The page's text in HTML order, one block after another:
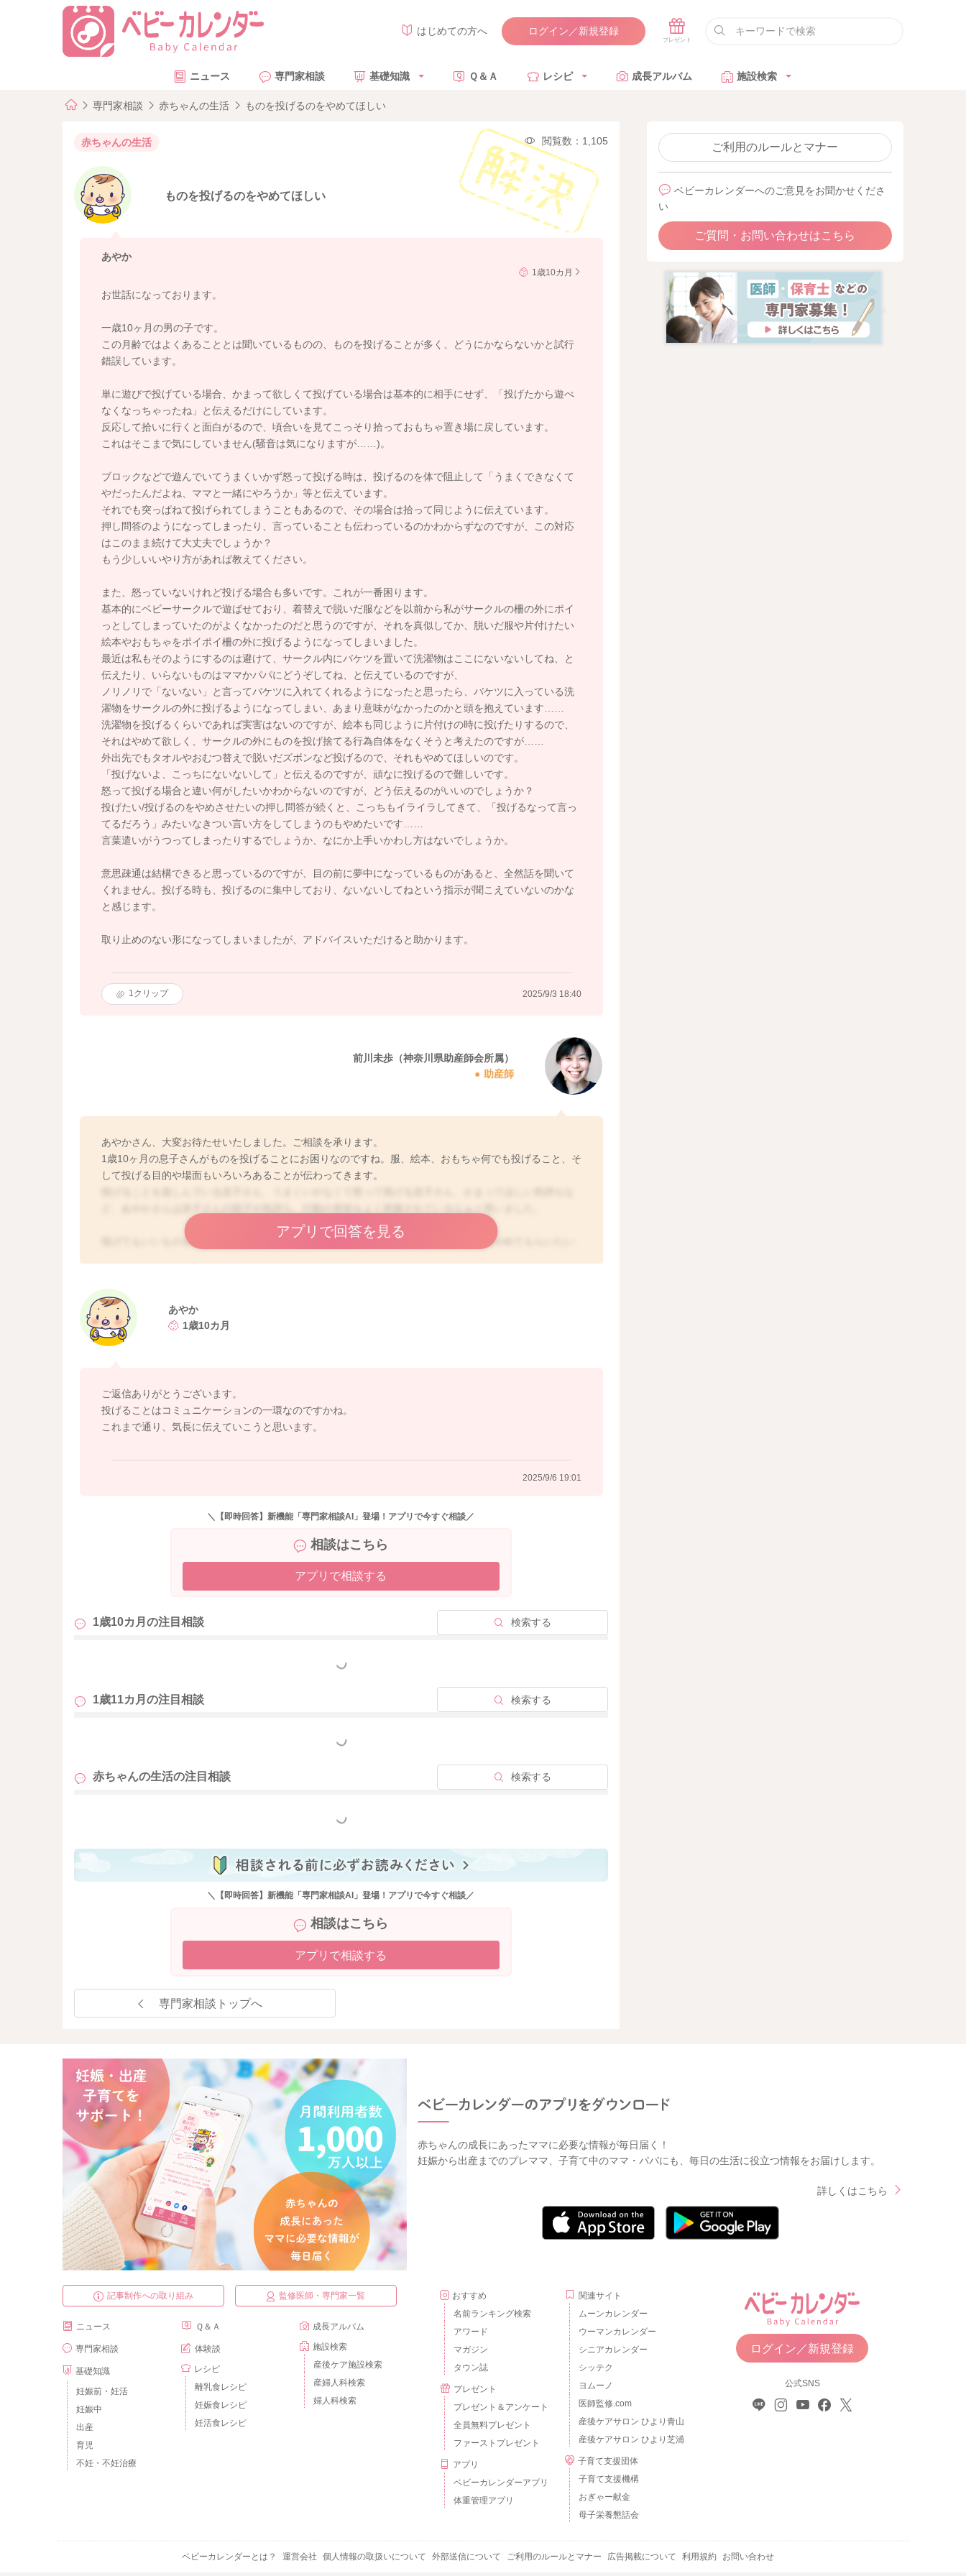
はじめての方へ ログイン／新規登録
ニュース 専門家相談 基礎知識 Ｑ＆Ａ レシピ 成長アルバム 施設検索
専門家相談 赤ちゃんの生活 ものを投げるのをやめてほしい
赤ちゃんの生活 閲覧数：1,105
ものを投げるのをやめてほしい
あやか
1歳10カ月
お世話になっております。
一歳10ヶ月の男の子です。
この月齢ではよくあることとは聞いているものの、ものを投げることが多く、どうにかならないかと試行
錯誤しています。
単に遊びで投げている場合、かまって欲しくて投げている場合は基本的に相手にせず、「投げたから遊べ
なくなっちゃったね」と伝えるだけにしています。
反応して拾いに行くと面白がるので、頃合いを見てこっそり拾っておもちゃ置き場に戻しています。
これはそこまで気にしていません(騒音は気になりますが……)。
ブロックなどで遊んでいてうまくいかず怒って投げる時は、投げるのを体で阻止して「うまくできなくて
やだったんだよね、ママと一緒にやろうか」等と伝えています。
それでも突っぱねて投げられてしまうこともあるので、その場合は拾って同じように伝えています。
押し問答のようになってしまったり、言っていることも伝わっているのかわからずなのですが、この対応
はこのまま続けて大丈夫でしょうか？
もう少しいいやり方があれば教えてください。
また、怒っていないけれど投げる場合も多いです。これが一番困ります。
基本的にベビーサークルで遊ばせており、着替えで脱いだ服などを以前から私がサークルの柵の外にポイ
っとしてしまっていたのがよくなかったのだと思うのですが、それを真似してか、脱いだ服や片付けたい
絵本やおもちゃをポイポイ柵の外に投げるようになってしまいました。
最近は私もそのようにするのは避けて、サークル内にバケツを置いて洗濯物はここにないないしてね、と
伝えたり、いらないものはママかパパにどうぞしてね、と伝えているのですが、
ノリノリで「ないない」と言ってバケツに入れてくれるようになったと思ったら、バケツに入っている洗
濯物をサークルの外に投げるようになってしまい、あまり意味がなかったのかと頭を抱えています……
洗濯物を投げるくらいであれば実害はないのですが、絵本も同じように片付けの時に投げたりするので、
それはやめて欲しく、サークルの外にものを投げ捨てる行為自体をなくそうと考えたのですが……
外出先でもタオルやおむつ替えで脱いだズボンなど投げるので、それもやめてほしいのです。
「投げないよ、こっちにないないして」と伝えるのですが、頑なに投げるので難しいです。
怒って投げる場合と違い何がしたいかわからないのですが、どう伝えるのがいいのでしょうか？
投げたい/投げるのをやめさせたいの押し問答が続くと、こっちもイライラしてきて、「投げるなって言っ
てるだろう」みたいなきつい言い方をしてしまうのもやめたいです……
言葉遣いがうつってしまったりするでしょうか、なにか上手いかわし方はないでしょうか。
意思疎通は結構できると思っているのですが、目の前に夢中になっているものがあると、全然話を聞いて
くれません。投げる時も、投げるのに集中しており、ないないしてねという指示が聞こえていないのかな
と感じます。
取り止めのない形になってしまいましたが、アドバイスいただけると助かります。
1クリップ 2025/9/3 18:40
前川未歩（神奈川県助産師会所属）
助産師
あやかさん、大変お待たせいたしました。ご相談を承ります。
1歳10ヶ月の息子さんがものを投げることにお困りなのですね。服、絵本、おもちゃ何でも投げること、そ
して投げる目的や場面もいろいろあることが伝わってきます。
投げてもいいものを区別するのが難しいために、サークル内から投げる行為を一度全部やめてもらいたい
言葉がまだうまく使えない息子さんにとっては、うまくできなかったことも、楽しい気持ちも、かまって
ほしいときも、その投げることで伝えられることを知ったのですね。投げないでとイライラするほど繰り
返しているのも、親からの反応であり、息子さんが親とかかわれる結果につながります。怒らせる、怒ら
れるなどの感情はまだ未熟です。話を聞けるようになってきたけれど、理解する、我慢するのはもう少し
何でも投げる息子さんに、今できることは、これまでどおり、投げる前に体でとめる、感情を代弁する、
やってほしい行動を伝えることだと思います。今後、投げる以外の楽しいことを息子さんが見つけ、でき
ることが増えたら、自然と減っていくように考えます。
アプリで回答を見る
あやか
1歳10カ月
ご返信ありがとうございます。
投げることはコミュニケーションの一環なのですかね。
これまで通り、気長に伝えていこうと思います。
2025/9/6 19:01
＼【即時回答】新機能「専門家相談AI」登場！アプリで今すぐ相談／
相談はこちら
アプリで相談する
1歳10カ月の注目相談 検索する
もっと見る
1歳11カ月の注目相談 検索する
もっと見る
赤ちゃんの生活の注目相談 検索する
もっと見る
＼【即時回答】新機能「専門家相談AI」登場！アプリで今すぐ相談／
相談はこちら
アプリで相談する
専門家相談トップへ
ご利用のルールとマナー
ベビーカレンダーへのご意見をお聞かせくださ
い
ご質問・お問い合わせはこちら
赤ちゃんの成長にあったママに必要な情報が毎日届く！
妊娠から出産までのプレママ、子育て中のママ・パパにも、毎日の生活に役立つ情報をお届けします。
詳しくはこちら
記事制作への取り組み 監修医師・専門家一覧
ニュース
専門家相談
基礎知識
妊娠前・妊活
妊娠中
出産
育児
不妊・不妊治療
Ｑ＆Ａ
体験談
レシピ
離乳食レシピ
妊娠食レシピ
妊活食レシピ
成長アルバム
施設検索
産後ケア施設検索
産婦人科検索
婦人科検索
おすすめ
名前ランキング検索
アワード
マガジン
タウン誌
プレゼント
プレゼント＆アンケート
全員無料プレゼント
ファーストプレゼント
アプリ
ベビーカレンダーアプリ
体重管理アプリ
関連サイト
ムーンカレンダー
ウーマンカレンダー
シニアカレンダー
シッテク
ヨムーノ
医師監修.com
産後ケアサロン ひより青山
産後ケアサロン ひより芝浦
子育て支援団体
子育て支援機構
おぎゃー献金
母子栄養懇話会
ログイン／新規登録
公式SNS
ベビーカレンダーとは？ 運営会社 個人情報の取扱いについて 外部送信について ご利用のルールとマナー 広告掲載について 利用規約 お問い合わせ